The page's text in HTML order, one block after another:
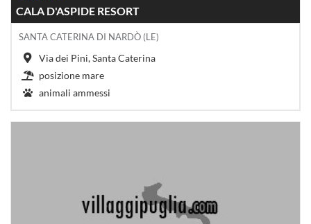
CALA D'ASPIDE RESORT
SANTA CATERINA DI NARDÒ (LE)
Via dei Pini, Santa Caterina
posizione mare
animali ammessi